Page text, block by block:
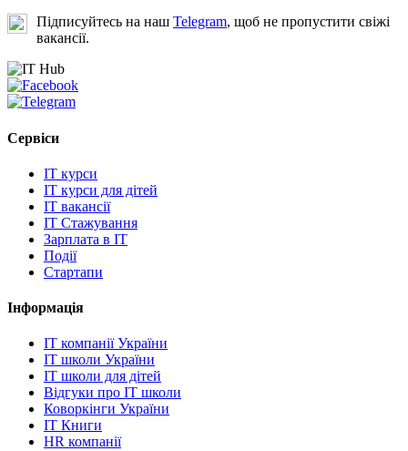
Підписуйтесь на наш Telegram, щоб не пропустити свіжі
вакансії.
Сервіси
IT курси
IT курси для дітей
IT вакансії
IT Стажування
Зарплата в IT
Події
Стартапи
Інформація
IT компанії України
IT школи України
IT школи для дітей
Відгуки про IT школи
Коворкінги України
IT Книги
HR компанії